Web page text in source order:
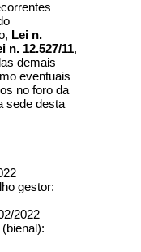
Lei n.
n. 12.527/11,
demais
eventuais
no foro da
sede desta
gestor:
2022